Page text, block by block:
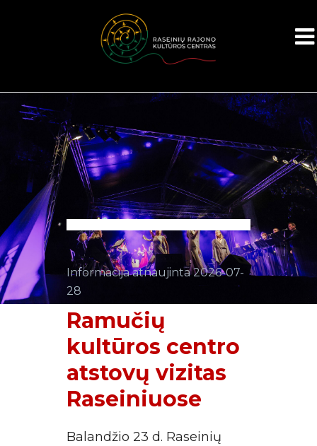
Informacija atnaujinta2026-07-
28
Ramučių
kultūros centro
atstovų vizitas
Raseiniuose
Balandžio 23 d. Raseinių